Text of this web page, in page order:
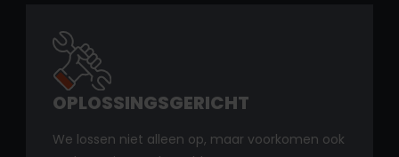
OPLOSSINGSGERICHT
We lossen niet alleen op, maar voorkomen ook